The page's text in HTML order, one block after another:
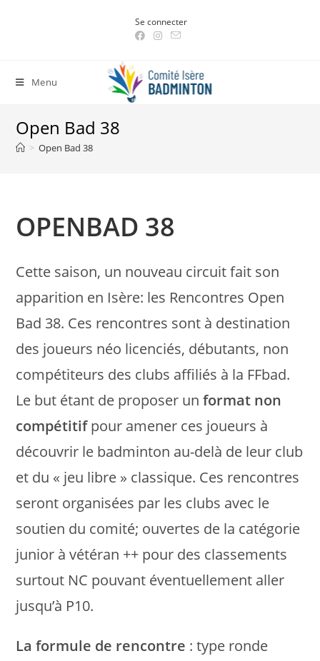
Se connecter
Menu
Open Bad 38
> Open Bad 38
OPENBAD 38
Cette saison, un nouveau circuit fait son
apparition en Isère: les Rencontres Open
Bad 38. Ces rencontres sont à destination
des joueurs néo licenciés, débutants, non
compétiteurs des clubs affiliés à la FFbad.
Le but étant de proposer unformat non
compétitifpour amener ces joueurs à
découvrir le badminton au-delà de leur club
et du « jeu libre » classique. Ces rencontres
seront organisées par les clubs avec le
soutien du comité; ouvertes de la catégorie
junior à vétéran ++ pour des classements
surtout NC pouvant éventuellement aller
jusqu’à P10.
La formule de rencontre : type ronde